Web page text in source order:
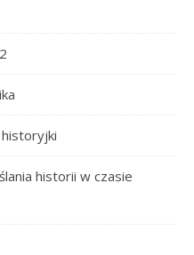
historii w czasie